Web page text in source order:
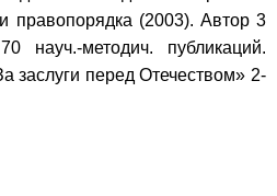
правопорядка (2003). Автор 3
науч.-методич. публикаций.
заслуги перед Отечеством» 2-